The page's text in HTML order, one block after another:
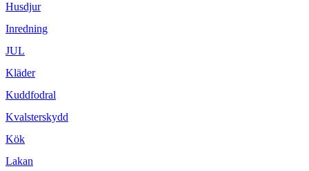
Husdjur
Inredning
JUL
Kläder
Kuddfodral
Kvalsterskydd
Kök
Lakan